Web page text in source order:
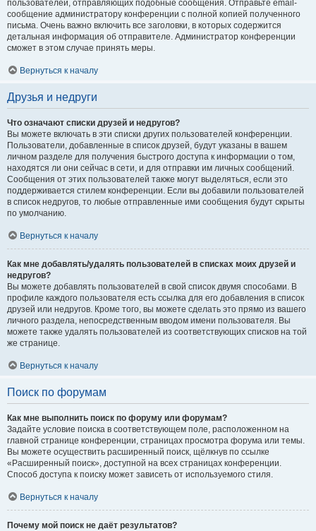
пользователей, отправляющих подобные сообщения. Отправьте email-
сообщение администратору конференции с полной копией полученного
письма. Очень важно включить все заголовки, в которых содержится
детальная информация об отправителе. Администратор конференции
сможет в этом случае принять меры.
Вернуться к началу
Друзья и недруги
Что означают списки друзей и недругов?
Вы можете включать в эти списки других пользователей конференции.
Пользователи, добавленные в список друзей, будут указаны в вашем
личном разделе для получения быстрого доступа к информации о том,
находятся ли они сейчас в сети, и для отправки им личных сообщений.
Сообщения от этих пользователей также могут выделяться, если это
поддерживается стилем конференции. Если вы добавили пользователей
в список недругов, то любые отправленные ими сообщения будут скрыты
по умолчанию.
Вернуться к началу
Как мне добавлять/удалять пользователей в списках моих друзей и
недругов?
Вы можете добавлять пользователей в свой список двумя способами. В
профиле каждого пользователя есть ссылка для его добавления в список
друзей или недругов. Кроме того, вы можете сделать это прямо из вашего
личного раздела, непосредственным вводом имени пользователя. Вы
можете также удалять пользователей из соответствующих списков на той
же странице.
Вернуться к началу
Поиск по форумам
Как мне выполнить поиск по форуму или форумам?
Задайте условие поиска в соответствующем поле, расположенном на
главной странице конференции, страницах просмотра форума или темы.
Вы можете осуществить расширенный поиск, щёлкнув по ссылке
«Расширенный поиск», доступной на всех страницах конференции.
Способ доступа к поиску может зависеть от используемого стиля.
Вернуться к началу
Почему мой поиск не даёт результатов?